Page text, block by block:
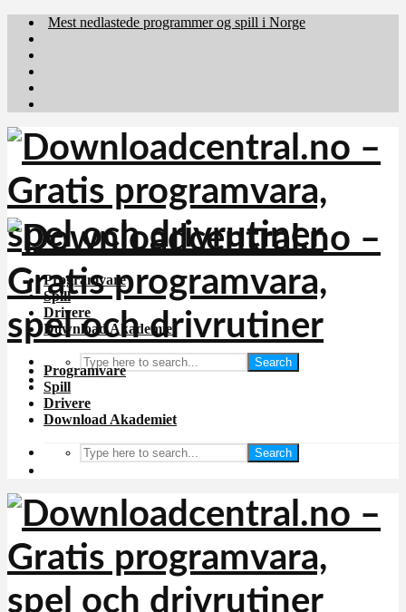
Mest nedlastede programmer og spill i Norge
Programvare
Spill
Drivere
Download Akademiet
Search
Programvare
Spill
Drivere
Download Akademiet
Search